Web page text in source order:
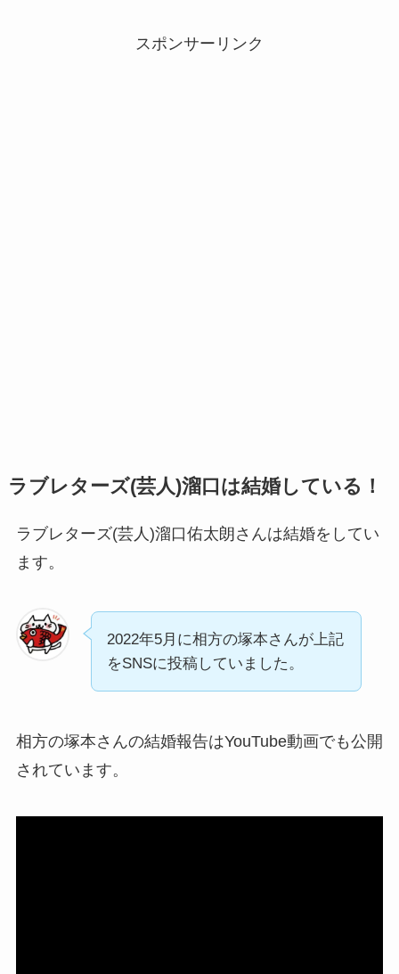
スポンサーリンク
ラブレターズ(芸人)溜口は結婚している！
ラブレターズ(芸人)溜口佑太朗さんは結婚をしてい
ます。
2022年5月に相方の塚本さんが上記
をSNSに投稿していました。
相方の塚本さんの結婚報告はYouTube動画でも公開
されています。